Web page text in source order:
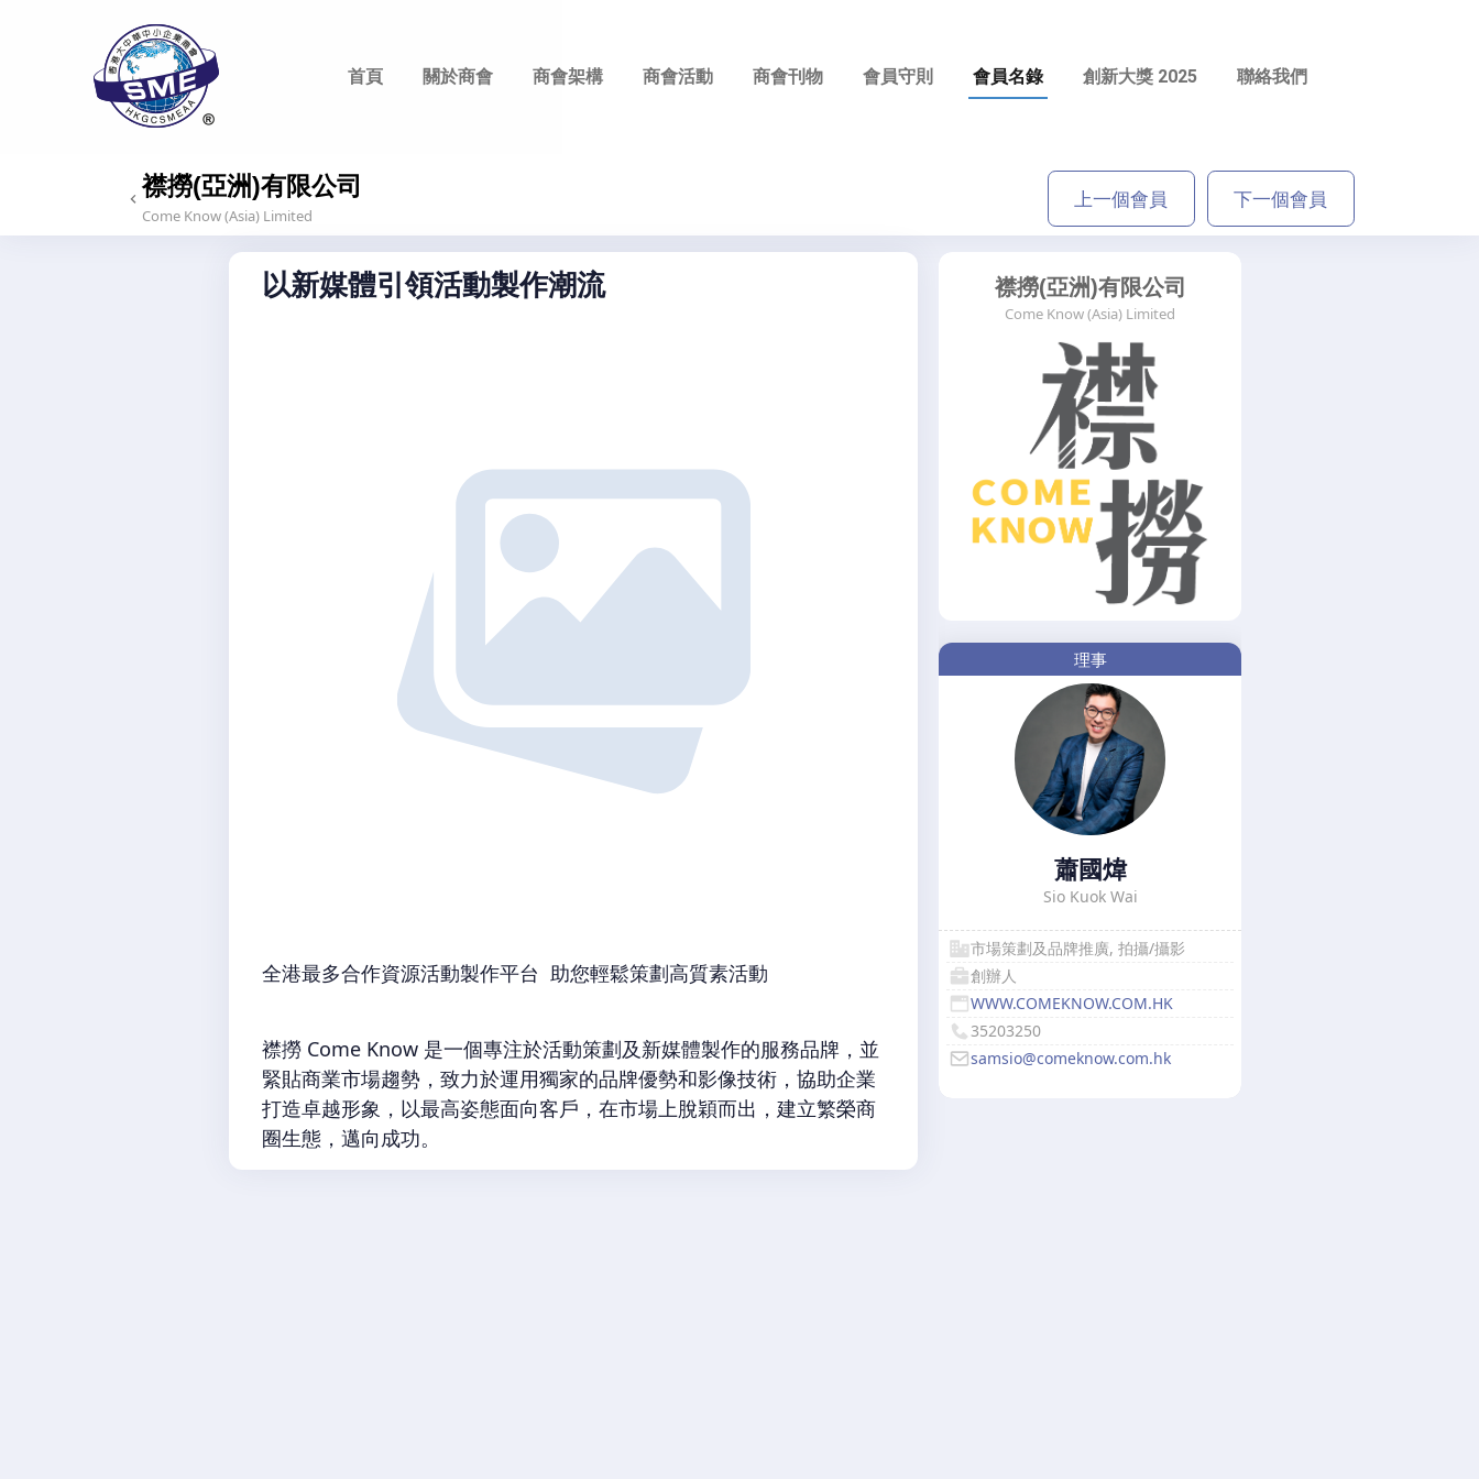
香港大中華中小企業商會
Hong Kong Greater China SME Alliance Association
首頁 關於商會 商會架構 商會活動 商會刊物 會員守則 會員名錄 創新大獎 2025 聯絡我們
襟撈(亞洲)有限公司
Come Know (Asia) Limited
上一個會員 下一個會員
以新媒體引領活動製作潮流
全港最多合作資源活動製作平台 助您輕鬆策劃高質素活動
​​​襟撈 Come Know 是一個專注於活動策劃及新媒體製作的服務品牌，並
緊貼商業市場趨勢，致力於運用獨家的品牌優勢和影像技術，協助企業
打造卓越形象，以最高姿態面向客戶，在市場上脫穎而出，建立繁榮商
圈生態，邁向成功。
襟撈(亞洲)有限公司
Come Know (Asia) Limited
理事
蕭國煒
Sio Kuok Wai
市場策劃及品牌推廣, 拍攝/攝影
創辦人
WWW.COMEKNOW.COM.HK
35203250
samsio@comeknow.com.hk